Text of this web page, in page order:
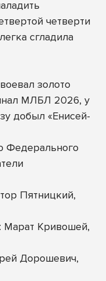
четверти
сгладила
золото
МЛБЛ 2026, у
добыл «Енисей-
Федерального
Пятницкий,
Марат Кривошей,
Дорошевич,